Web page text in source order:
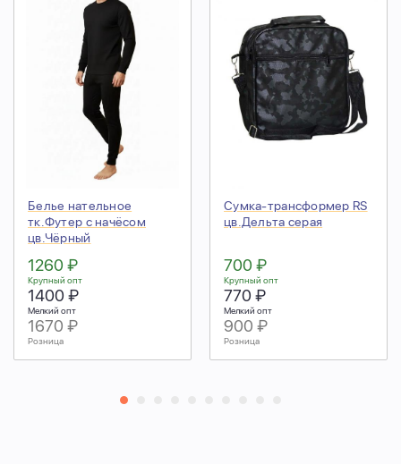
Белье нательное
тк.Футер с начёсом
цв.Чёрный
1260 ₽
Крупный опт
1400 ₽
Мелкий опт
1670 ₽
Розница
Сумка-трансформер RS
цв.Дельта серая
700 ₽
Крупный опт
770 ₽
Мелкий опт
900 ₽
Розница